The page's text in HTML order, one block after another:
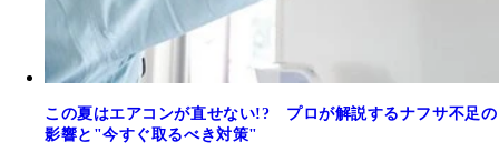
この夏はエアコンが直せない!? プロが解説するナフサ不足の
影響と"今すぐ取るべき対策"